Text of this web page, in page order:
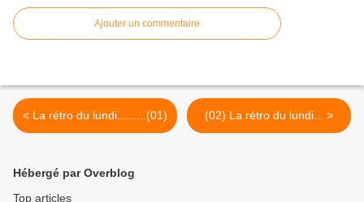
Ajouter un commentaire
< La rétro du lundi.........(01) (02) La rétro du lundi... >
Hébergé par Overblog
Top articles